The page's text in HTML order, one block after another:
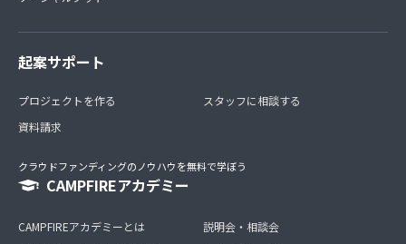
起案サポート
プロジェクトを作る
資料請求
スタッフに相談する
クラウドファンディングのノウハウを無料で学ぼう
CAMPFIREアカデミー
CAMPFIREアカデミーとは
説明会・相談会